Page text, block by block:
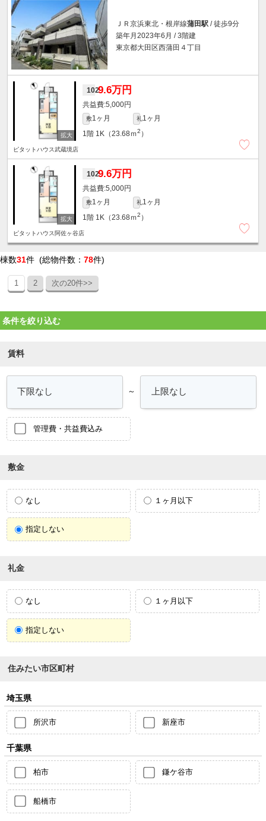
ＪＲ京浜東北・根岸線蒲田駅 / 徒歩9分
築年月2023年6月 / 3階建
東京都大田区西蒲田４丁目
1029.6万円
5,000円
敷1ヶ月 礼1ヶ月
1階 1K（23.68ｍ2 ）
ピタットハウス武蔵境店
1029.6万円
5,000円
敷1ヶ月 礼1ヶ月
1階 1K（23.68ｍ2 ）
ピタットハウス阿佐ヶ谷店
棟数31件 (総物件数： 78件)
1 2 次の20件>>
条件を絞り込む
賃料
～
管理費・共益費込み
敷金
なし １ヶ月以下
指定しない
礼金
なし １ヶ月以下
指定しない
住みたい市区町村
埼玉県
所沢市 新座市
千葉県
柏市 鎌ケ谷市
船橋市